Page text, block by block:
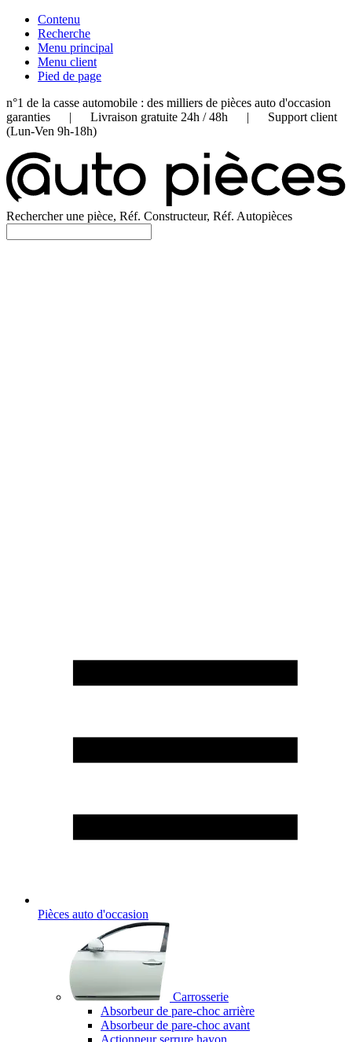
Contenu
Recherche
Menu principal
Menu client
Pied de page
n°1 de la casse automobile : des milliers de pièces auto d'occasion
garanties | Livraison gratuite 24h / 48h | Support client
(Lun-Ven 9h-18h)
Rechercher une pièce, Réf. Constructeur, Réf. Autopièces
Pièces auto d'occasion
Carrosserie
Absorbeur de pare-choc arrière
Absorbeur de pare-choc avant
Actionneur serrure hayon